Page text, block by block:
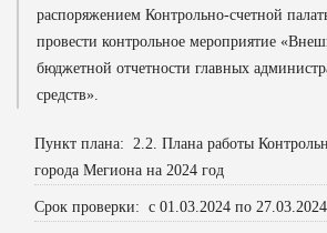
распоряжением Контрольно-счетной
провести контрольное мероприятие
бюджетной отчетности главных
средств».
Пункт плана: 2.2. Плана работы
города Мегиона на 2024 год
Срок проверки: с 01.03.2024 по 27.03.2024